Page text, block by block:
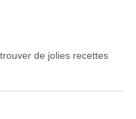
de jolies recettes